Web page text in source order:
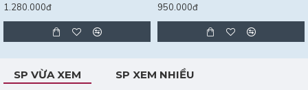
1.280.000đ 950.000đ
SP VỪA XEM SP XEM NHIỀU